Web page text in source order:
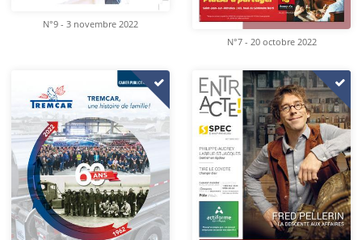
N°9 - 3 novembre 2022
N°7 - 20 octobre 2022